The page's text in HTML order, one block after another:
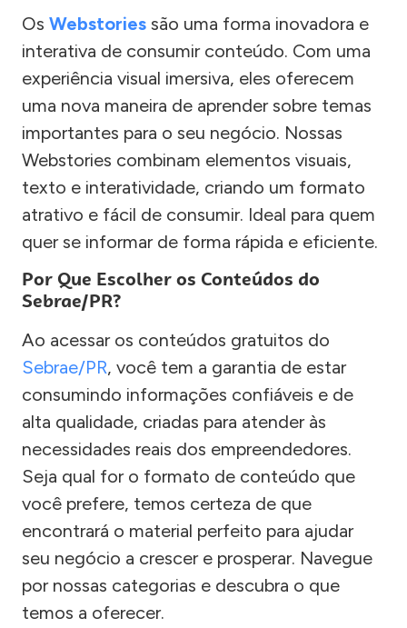
Os Webstories são uma forma inovadora e
interativa de consumir conteúdo. Com uma
experiência visual imersiva, eles oferecem
uma nova maneira de aprender sobre temas
importantes para o seu negócio. Nossas
Webstories combinam elementos visuais,
texto e interatividade, criando um formato
atrativo e fácil de consumir. Ideal para quem
quer se informar de forma rápida e eficiente.
Por Que Escolher os Conteúdos do
Sebrae/PR?
Ao acessar os conteúdos gratuitos do
Sebrae/PR, você tem a garantia de estar
consumindo informações confiáveis e de
alta qualidade, criadas para atender às
necessidades reais dos empreendedores.
Seja qual for o formato de conteúdo que
você prefere, temos certeza de que
encontrará o material perfeito para ajudar
seu negócio a crescer e prosperar. Navegue
por nossas categorias e descubra o que
temos a oferecer.